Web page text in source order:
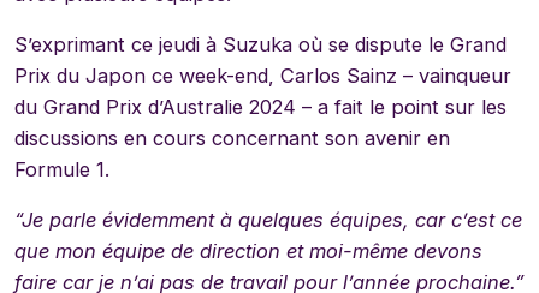
S’exprimant ce jeudi à Suzuka où se dispute le Grand
Prix du Japon ce week-end, Carlos Sainz – vainqueur
du Grand Prix d’Australie 2024 – a fait le point sur les
discussions en cours concernant son avenir en
Formule 1.
“Je parle évidemment à quelques équipes, car c’est ce
que mon équipe de direction et moi-même devons
faire car je n’ai pas de travail pour l’année prochaine.”